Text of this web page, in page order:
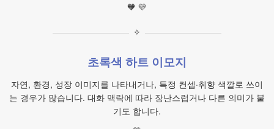
🧡 💛
✧
초록색 하트 이모지
자연, 환경, 성장 이미지를 나타내거나, 특정 컨셉·취향 색깔로 쓰이
는 경우가 많습니다. 대화 맥락에 따라 장난스럽거나 다른 의미가 붙
기도 합니다.